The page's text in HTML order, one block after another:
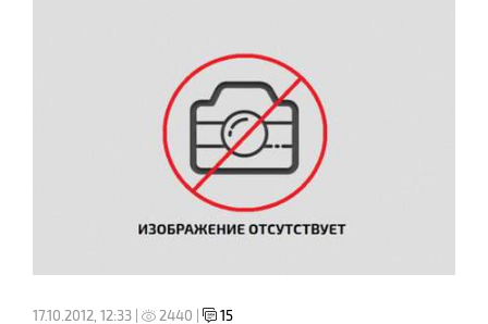
17.10.2012, 12:33 | 2440 | 15